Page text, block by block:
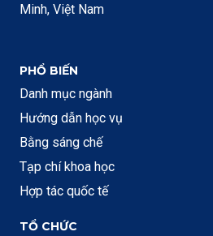
Minh, Việt Nam
PHỔ BIẾN
Danh mục ngành
Hướng dẫn học vụ
Bằng sáng chế
Tạp chí khoa học
Hợp tác quốc tế
TỔ CHỨC